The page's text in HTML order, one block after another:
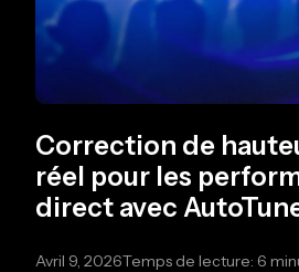
Correction de
réel pour les
direct avec
Avril 9, 2026Temps de lecture: 6